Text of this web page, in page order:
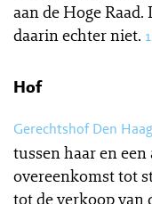
aan de Hoge
daarin echter niet.
Hof
Gerechtshof Den Haag
tussen haar en
overeenkomst tot
tot de verkoop van